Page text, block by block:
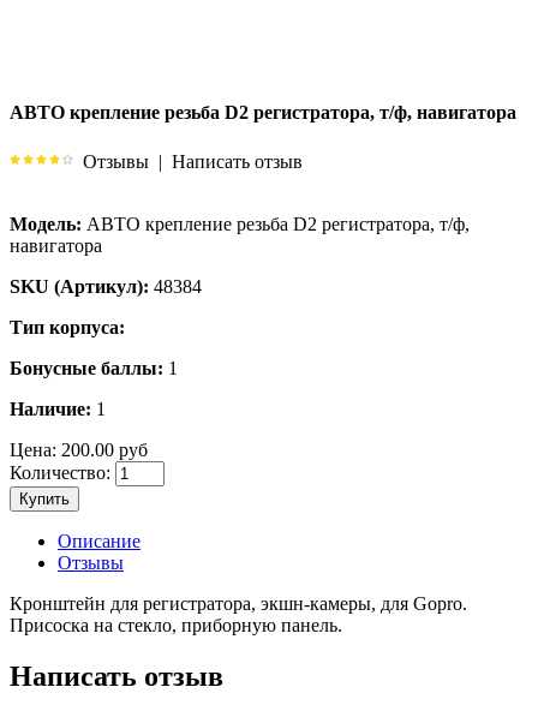
АВТО крепление резьба D2 регистратора, т/ф, навигатора
Отзывы | Написать отзыв
Модель: АВТО крепление резьба D2 регистратора, т/ф,
навигатора
SKU (Артикул): 48384
Тип корпуса:
Бонусные баллы: 1
Наличие: 1
Цена: 200.00 руб
Количество:
Купить
Описание
Отзывы
Кронштейн для регистратора, экшн-камеры, для Gopro.
Присоска на стекло, приборную панель.
Написать отзыв